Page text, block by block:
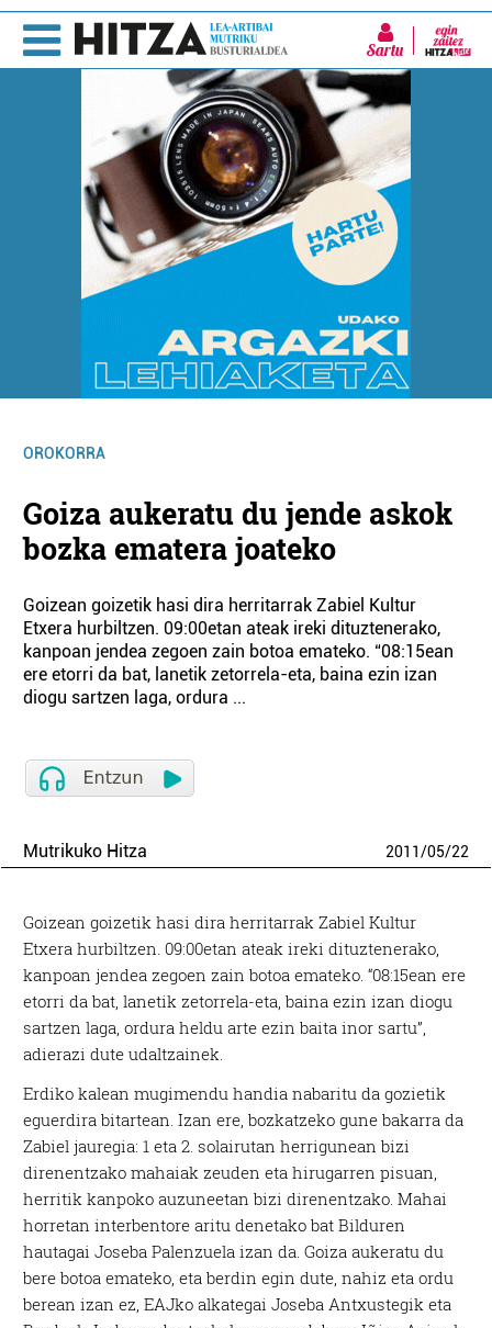
Sartu
OROKORRA
Goiza aukeratu du jende askok
bozka ematera joateko
Goizean goizetik hasi dira herritarrak Zabiel Kultur
Etxera hurbiltzen. 09:00etan ateak ireki dituztenerako,
kanpoan jendea zegoen zain botoa emateko. “08:15ean
ere etorri da bat, lanetik zetorrela-eta, baina ezin izan
diogu sartzen laga, ordura ...
Mutrikuko Hitza 2011/05/22
Goizean goizetik hasi dira herritarrak Zabiel Kultur
Etxera hurbiltzen. 09:00etan ateak ireki dituztenerako,
kanpoan jendea zegoen zain botoa emateko. “08:15ean ere
etorri da bat, lanetik zetorrela-eta, baina ezin izan diogu
sartzen laga, ordura heldu arte ezin baita inor sartu”,
adierazi dute udaltzainek.
Erdiko kalean mugimendu handia nabaritu da gozietik
eguerdira bitartean. Izan ere, bozkatzeko gune bakarra da
Zabiel jauregia: 1 eta 2. solairutan herrigunean bizi
direnentzako mahaiak zeuden eta hirugarren pisuan,
herritik kanpoko auzuneetan bizi direnentzako. Mahai
horretan interbentore aritu denetako bat Bilduren
hautagai Joseba Palenzuela izan da. Goiza aukeratu du
bere botoa emateko, eta berdin egin dute, nahiz eta ordu
berean izan ez, EAJko alkategai Joseba Antxustegik eta